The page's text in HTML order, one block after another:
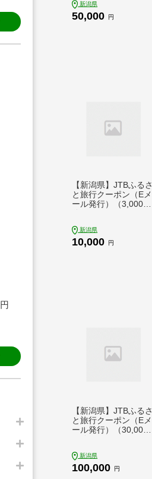
円
新潟県
50,000 円
【新潟県】JTBふるさ
と旅行クーポン（Eメ
ール発行）（3,000円
新潟県
10,000 円
【新潟県】JTBふるさ
と旅行クーポン（Eメ
ール発行）（30,000
新潟県
100,000 円